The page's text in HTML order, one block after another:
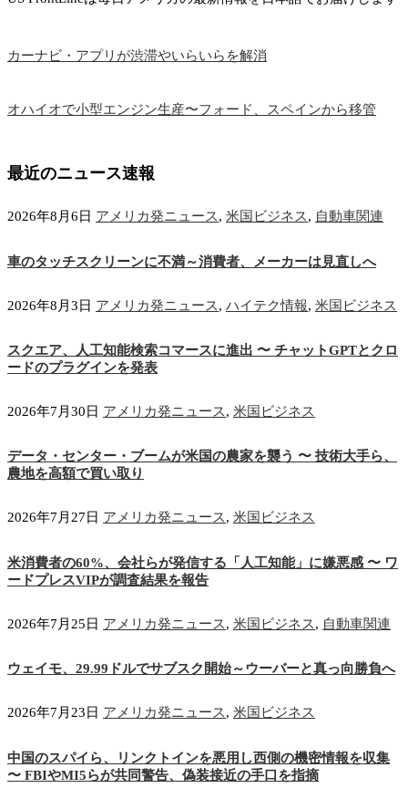
カーナビ・アプリが渋滞やいらいらを解消
オハイオで小型エンジン生産〜フォード、スペインから移管
最近のニュース速報
2026年8月6日 アメリカ発ニュース, 米国ビジネス, 自動車関連
車のタッチスクリーンに不満～消費者、メーカーは見直しへ
2026年8月3日 アメリカ発ニュース, ハイテク情報, 米国ビジネス
スクエア、人工知能検索コマースに進出 〜 チャットGPTとクロ
ードのプラグインを発表
2026年7月30日 アメリカ発ニュース, 米国ビジネス
データ・センター・ブームが米国の農家を襲う 〜 技術大手ら、
農地を高額で買い取り
2026年7月27日 アメリカ発ニュース, 米国ビジネス
米消費者の60%、会社らが発信する「人工知能」に嫌悪感 〜 ワ
ードプレスVIPが調査結果を報告
2026年7月25日 アメリカ発ニュース, 米国ビジネス, 自動車関連
ウェイモ、29.99ドルでサブスク開始～ウーバーと真っ向勝負へ
2026年7月23日 アメリカ発ニュース, 米国ビジネス
中国のスパイら、リンクトインを悪用し西側の機密情報を収集
〜 FBIやMI5らが共同警告、偽装接近の手口を指摘